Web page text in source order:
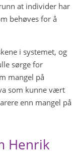
at individer har
behøves for å
i systemet, og
sørge for
mangel på
som kunne vært
enn mangel på
Henrik